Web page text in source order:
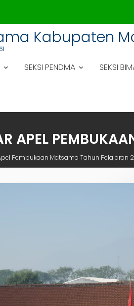
Kabupaten
SEKSI PENDMA SEKSI
APEL
Pembukaan Matsama Tahun Pelajaran